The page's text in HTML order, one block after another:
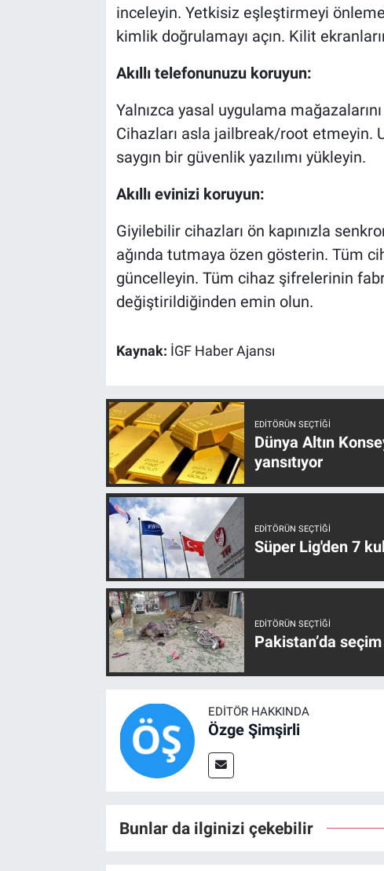
inceleyin. Yetkisiz eşleştirmeyi
kimlik doğrulamayı açın. Kilit
Akıllı telefonunuzu koruyun:
Yalnızca yasal uygulama
Cihazları asla jailbreak/root etmeyin.
saygın bir güvenlik yazılımı yükleyin.
Akıllı evinizi koruyun:
Giyilebilir cihazları ön kapınızla
ağında tutmaya özen gösterin. Tüm
güncelleyin. Tüm cihaz şifrelerinin
değiştirildiğinden emin olun.
Kaynak: İGF Haber Ajansı
EDITÖRÜN SEÇTIĞI
Dünya Altın
yansıtıyor
EDITÖRÜN SEÇTIĞI
Süper Lig'den 7
EDITÖRÜN SEÇTIĞI
Pakistan’da
EDITÖR HAKKINDA
Özge Şimşirli
Bunlar da ilginizi çekebilir